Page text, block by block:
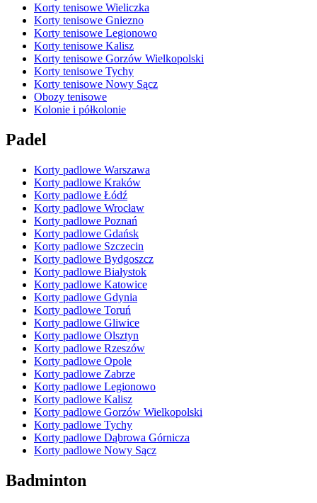
Korty tenisowe Wieliczka
Korty tenisowe Gniezno
Korty tenisowe Legionowo
Korty tenisowe Kalisz
Korty tenisowe Gorzów Wielkopolski
Korty tenisowe Tychy
Korty tenisowe Nowy Sącz
Obozy tenisowe
Kolonie i półkolonie
Padel
Korty padlowe Warszawa
Korty padlowe Kraków
Korty padlowe Łódź
Korty padlowe Wrocław
Korty padlowe Poznań
Korty padlowe Gdańsk
Korty padlowe Szczecin
Korty padlowe Bydgoszcz
Korty padlowe Białystok
Korty padlowe Katowice
Korty padlowe Gdynia
Korty padlowe Toruń
Korty padlowe Gliwice
Korty padlowe Olsztyn
Korty padlowe Rzeszów
Korty padlowe Opole
Korty padlowe Zabrze
Korty padlowe Legionowo
Korty padlowe Kalisz
Korty padlowe Gorzów Wielkopolski
Korty padlowe Tychy
Korty padlowe Dąbrowa Górnicza
Korty padlowe Nowy Sącz
Badminton